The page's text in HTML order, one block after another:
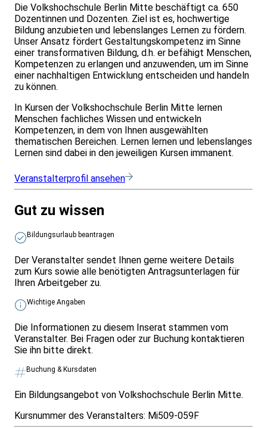
Die Volkshochschule Berlin Mitte beschäftigt ca. 650
Dozentinnen und Dozenten. Ziel ist es, hochwertige
Bildung anzubieten und lebenslanges Lernen zu fördern.
Unser Ansatz fördert Gestaltungskompetenz im Sinne
einer transformativen Bildung, d.h. er befähigt Menschen,
Kompetenzen zu erlangen und anzuwenden, um im Sinne
einer nachhaltigen Entwicklung entscheiden und handeln
zu können.
In Kursen der Volkshochschule Berlin Mitte lernen
Menschen fachliches Wissen und entwickeln
Kompetenzen, in dem von Ihnen ausgewählten
thematischen Bereichen. Lernen lernen und lebenslanges
Lernen sind dabei in den jeweiligen Kursen immanent.
Veranstalterprofil ansehen
Gut zu wissen
Bildungsurlaub beantragen
Der Veranstalter sendet Ihnen gerne weitere Details
zum Kurs sowie alle benötigten Antragsunterlagen für
Ihren Arbeitgeber zu.
Wichtige Angaben
Die Informationen zu diesem Inserat stammen vom
Veranstalter. Bei Fragen oder zur Buchung kontaktieren
Sie ihn bitte direkt.
Buchung & Kursdaten
Ein Bildungsangebot von Volkshochschule Berlin Mitte.
Kursnummer des Veranstalters: Mi509-059F